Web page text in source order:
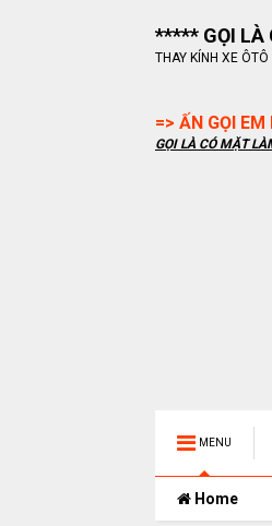
***** GỌI LÀ
THAY KÍNH XE
=> ẤN GỌI EM
GỌI LÀ CÓ MẶT
MENU
Home